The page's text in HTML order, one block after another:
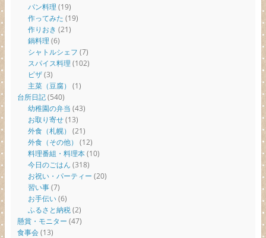
パン料理 (19)
作ってみた (19)
作りおき (21)
鍋料理 (6)
シャトルシェフ (7)
スパイス料理 (102)
ピザ(3)
主菜（豆腐） (1)
台所日記(540)
幼稚園の弁当 (43)
お取り寄せ(13)
外食（札幌） (21)
外食（その他） (12)
料理番組・料理本(10)
今日のごはん (318)
お祝い・パーティー (20)
習い事(7)
お手伝い(6)
ふるさと納税(2)
懸賞・モニター (47)
食事会(13)